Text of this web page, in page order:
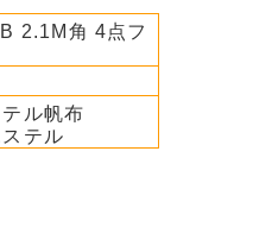
2.1M角 4点フ
ル帆布
テル